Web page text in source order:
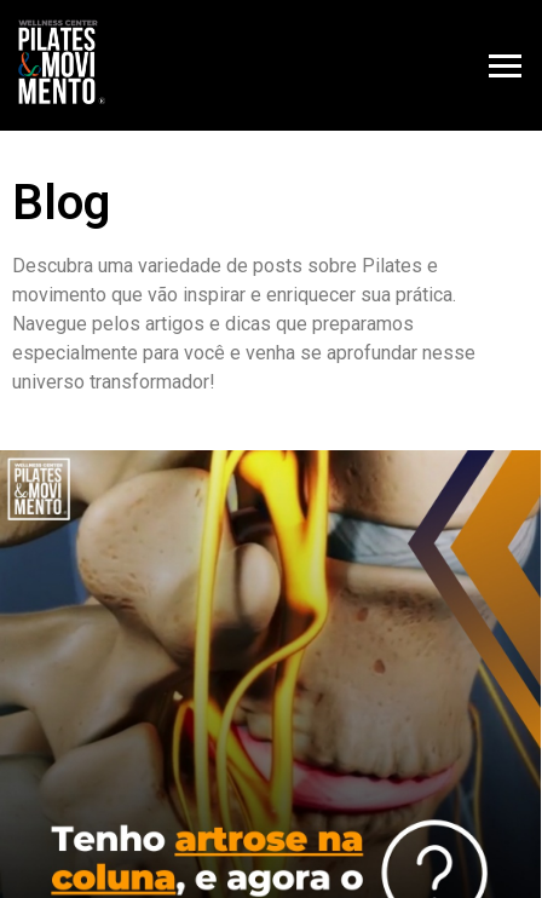
Blog
Descubra uma variedade de posts sobre Pilates e
movimento que vão inspirar e enriquecer sua prática.
Navegue pelos artigos e dicas que preparamos
especialmente para você e venha se aprofundar nesse
universo transformador!